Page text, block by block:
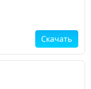
Скачать